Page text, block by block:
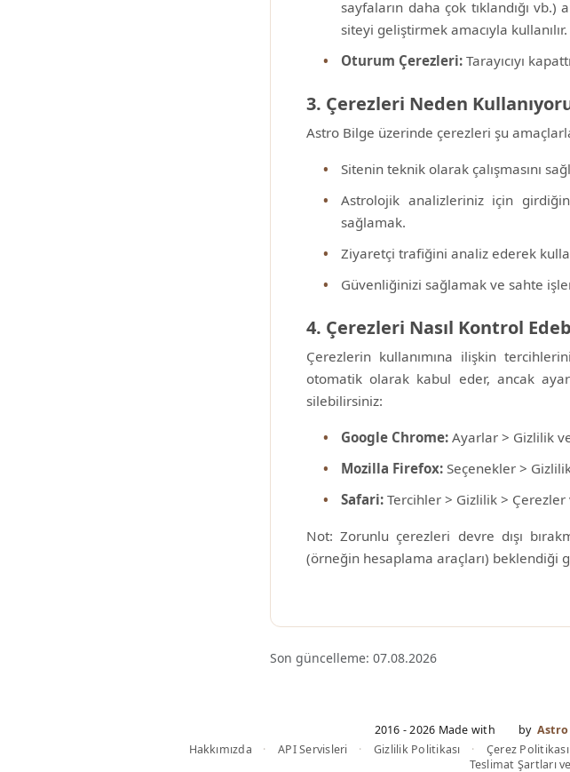
sayfaların daha çok tıklandığı
siteyi geliştirmek amacıyla kullanılır.
Oturum Çerezleri: Tarayıcıyı
3. Çerezleri Neden
Astro Bilge üzerinde çerezleri şu
Sitenin teknik olarak çalışmasını
Astrolojik analizleriniz için
sağlamak.
Ziyaretçi trafiğini analiz ederek
Güvenliğinizi sağlamak ve sahte
4. Çerezleri Nasıl Kontrol
Çerezlerin kullanımına ilişkin
otomatik olarak kabul eder, ancak
silebilirsiniz:
Google Chrome: Ayarlar > Gizlilik
Mozilla Firefox: Seçenekler >
Safari: Tercihler > Gizlilik >
Not: Zorunlu çerezleri devre dışı
(örneğin hesaplama araçları) beklendiği
Son güncelleme: 07.08.2026
2016 - 2026 Made with by
Hakkımızda
API Servisleri Gizlilik Politikası Çerez Politikası
Teslimat Şartları